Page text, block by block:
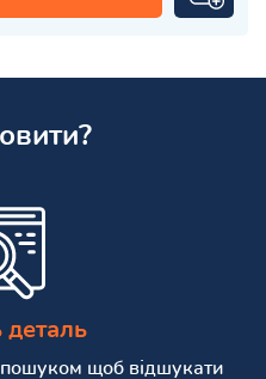
деталь
щоб відшукати